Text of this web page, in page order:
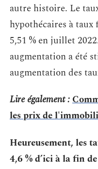
autre histoire. Le
hypothécaires à
5,51 % en juillet
augmentation a été
augmentation des
Lire également :
les prix de
Heureusement, les
4,6 % d’ici à la fin